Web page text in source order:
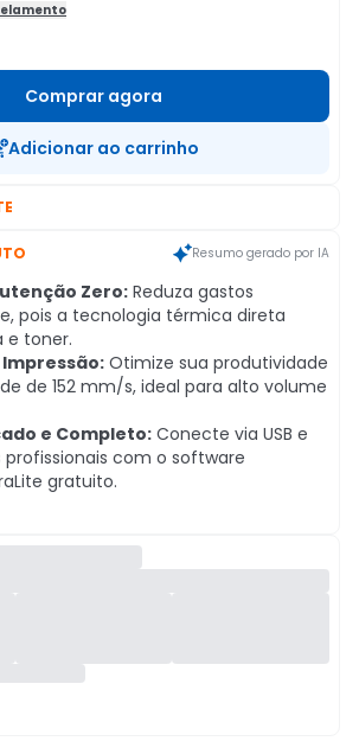
Comprar agora
Adicionar ao carrinho
Resumo gerado por IA
Zero:Reduza gastos
pois a tecnologia térmica direta
e toner.
Otimize sua produtividade
de 152 mm/s, ideal para alto volume
e Completo: Conecte via USB e
com o software
gratuito.